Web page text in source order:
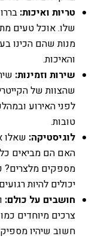
טריות ואיכות:
שלו. אוכל טעים
מנות שהם הכינו
והאיכות.
שירות וזמינות:
שהצוות של
לפני האירוע
טובות.
לוגיסטיקה: שאלו
האם הם מביאים
מספקים מלצרים?
יכולים להיות
חושבים על כולם:
צרכים מיוחדים
חשוב שיהיו